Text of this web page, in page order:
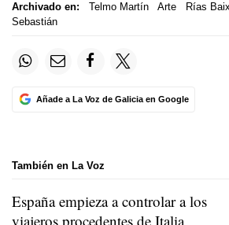
Archivado en: Telmo Martín Arte Rías
Sebastián
Añade a La Voz de Galicia en Google
También en La Voz
España empieza a controlar a los
viajeros procedentes de Italia